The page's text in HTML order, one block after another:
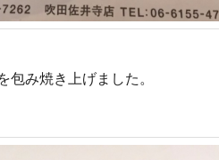
包み焼き上げました。